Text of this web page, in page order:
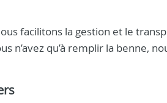
facilitons la gestion et le
n’avez qu’à remplir la benne,